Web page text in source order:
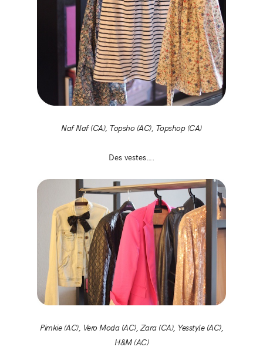
Naf Naf (CA), Topsho (AC), Topshop (CA)
Des vestes….
Pimkie (AC), Vero Moda (AC), Zara (CA), Yesstyle (AC),
H&M (AC)